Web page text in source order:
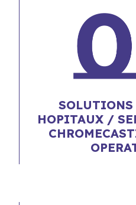
SOLUTIONS
HOPITAUX /